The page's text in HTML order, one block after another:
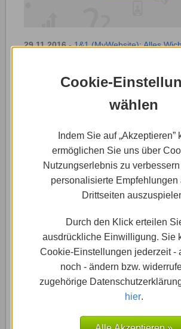
Cookie-
wählen
Indem Sie auf „Akzeptieren”
ermöglichen Sie uns über
Nutzungserlebnis zu
personalisierte Empfehlungen
Drittseiten
Durch den Klick erteilen
ausdrückliche Einwilligung. Sie
Cookie-Einstellungen jederzeit -
noch - ändern bzw.
zugehörige
hier.
29.11.2016-1&1 (MyWebsite): Alles
Konto bei 1&1 Ionos
Ionos MyWebsite Editor zu nutzen,
praktisch …
Weiterlesen »